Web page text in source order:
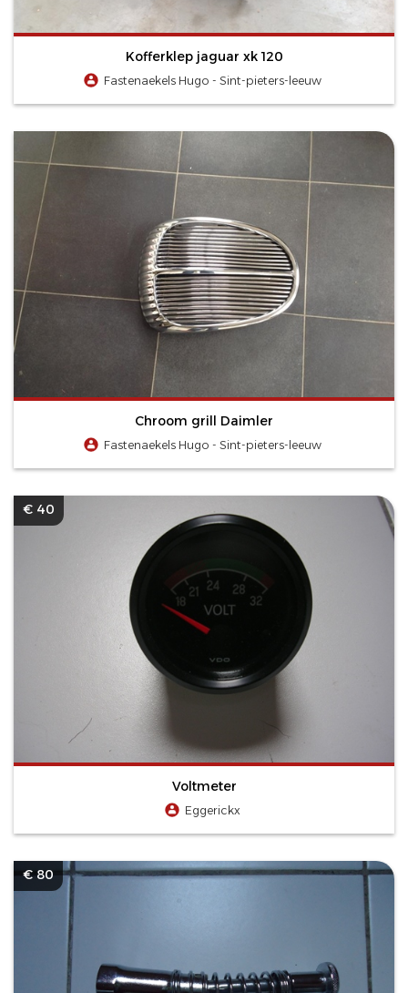
Kofferklep jaguar xk 120
Fastenaekels Hugo - Sint-pieters-leeuw
Chroom grill Daimler
Fastenaekels Hugo - Sint-pieters-leeuw
€ 40
Voltmeter
Eggerickx
€ 80